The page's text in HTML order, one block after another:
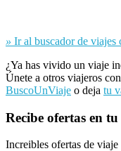
» Ir al buscador de viajes
¿Ya has vivido un viaje
Únete a otros viajeros
BuscoUnViaje o deja tu
Recibe ofertas en
Increibles ofertas de viaje